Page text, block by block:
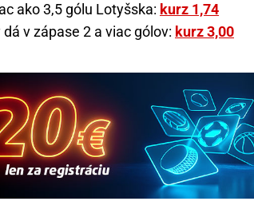
ako 3,5 gólu Lotyšska: kurz 1,74
v zápase 2 a viac gólov: kurz 3,00